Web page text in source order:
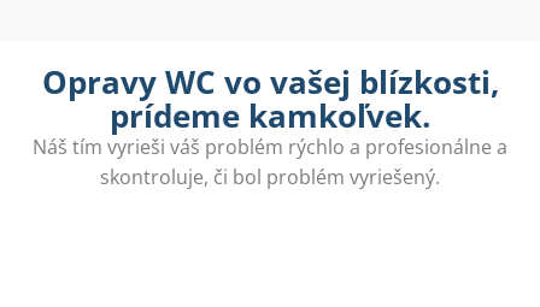
Opravy WC vo vašej blízkosti,
prídeme kamkoľvek.
Náš tím vyrieši váš problém rýchlo a profesionálne a
skontroluje, či bol problém vyriešený.